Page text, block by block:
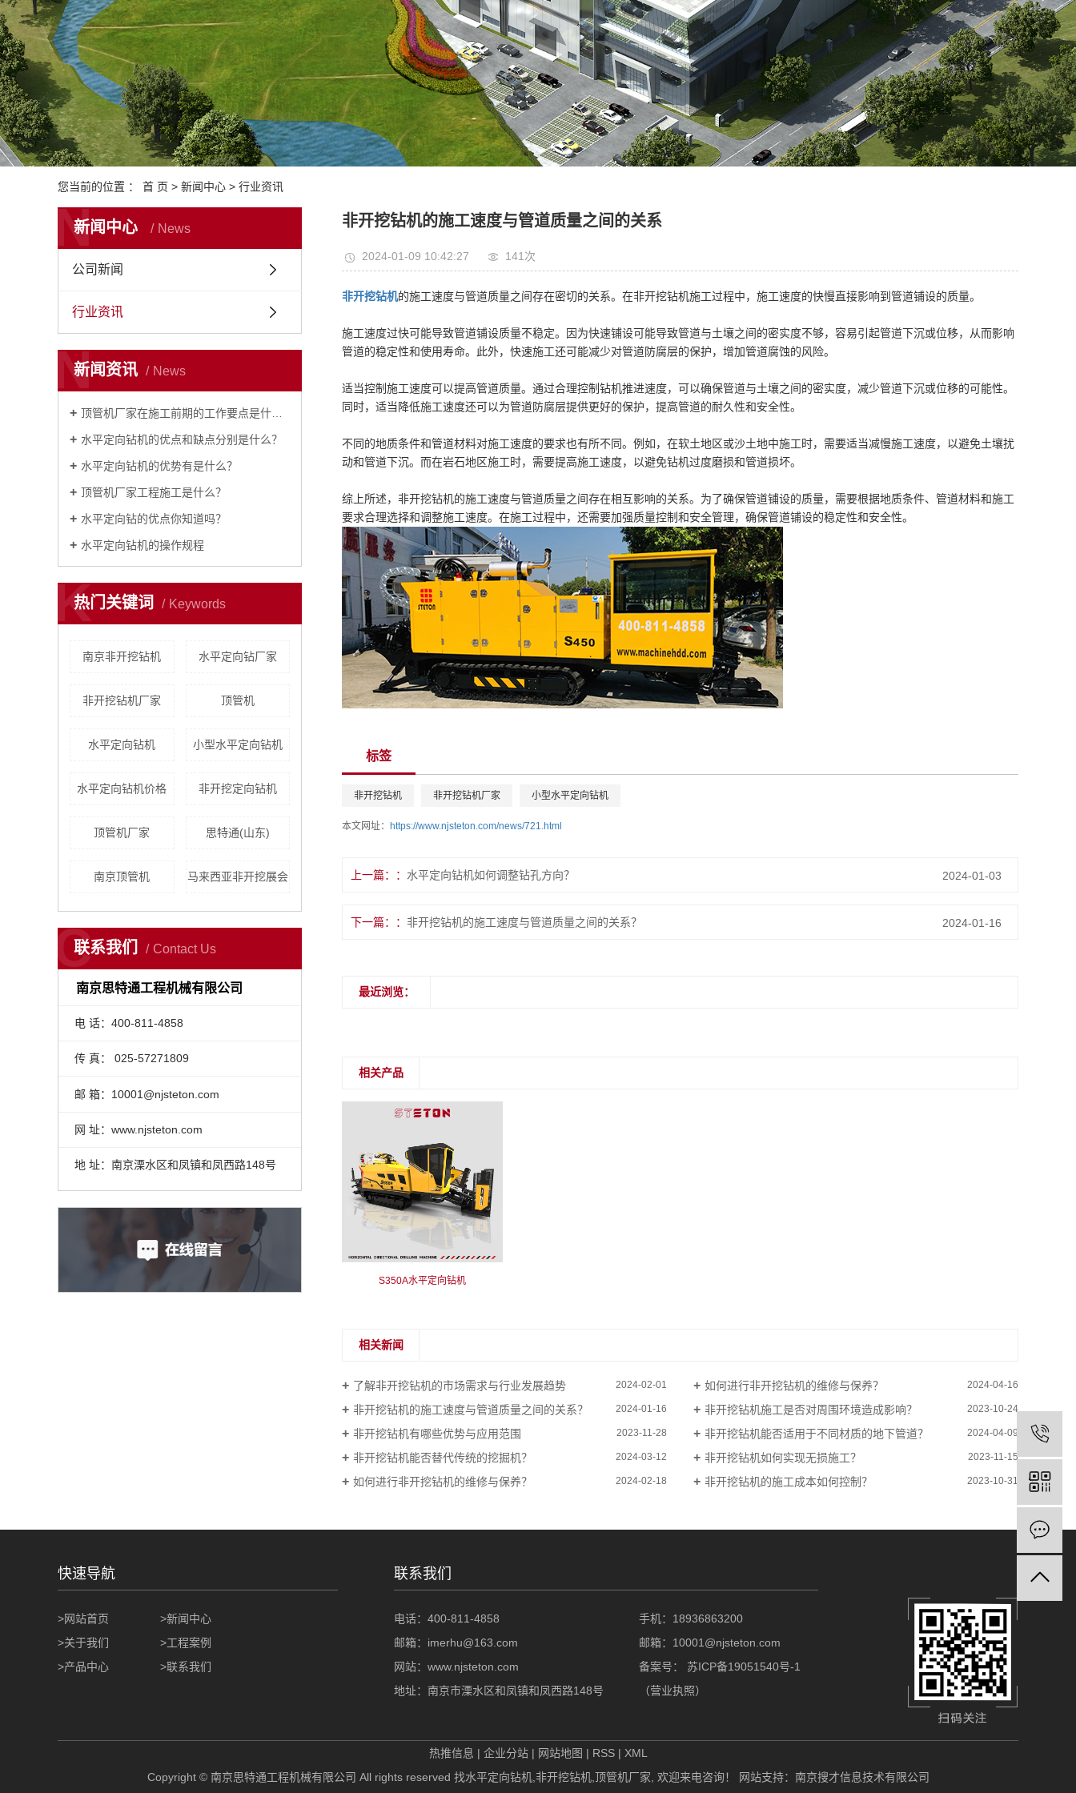
您当前的位置 ： 首 页 > 新闻中心 > 行业资讯
新闻中心 News
N
公司新闻
行业资讯
新闻资讯 News
N
顶管机厂家在施工前期的工作要点是什么？
水平定向钻机的优点和缺点分别是什么？
水平定向钻机的优势有是什么？
顶管机厂家工程施工是什么？
水平定向钻的优点你知道吗？
水平定向钻机的操作规程
热门关键词 Keywords
K
南京非开挖钻机 水平定向钻厂家
非开挖钻机厂家 顶管机
水平定向钻机 小型水平定向钻机
水平定向钻机价格 非开挖定向钻机
顶管机厂家 思特通(山东)
南京顶管机 马来西亚非开挖展会
联系我们 Contact Us
C
南京思特通工程机械有限公司
电 话：400-811-4858
传 真： 025-57271809
邮 箱：10001@njsteton.com
网 址：www.njsteton.com
地 址：南京溧水区和凤镇和凤西路148号
非开挖钻机的施工速度与管道质量之间的关系
2024-01-09 10:42:27 141次
非开挖钻机的施工速度与管道质量之间存在密切的关系。在非开挖钻机施工过程中，施工速度的快慢直接影响到管道铺设的质量。
施工速度过快可能导致管道铺设质量不稳定。因为快速铺设可能导致管道与土壤之间的密实度不够，容易引起管道下沉或位移，从而影响
管道的稳定性和使用寿命。此外，快速施工还可能减少对管道防腐层的保护，增加管道腐蚀的风险。
适当控制施工速度可以提高管道质量。通过合理控制钻机推进速度，可以确保管道与土壤之间的密实度，减少管道下沉或位移的可能性。
同时，适当降低施工速度还可以为管道防腐层提供更好的保护，提高管道的耐久性和安全性。
不同的地质条件和管道材料对施工速度的要求也有所不同。例如，在软土地区或沙土地中施工时，需要适当减慢施工速度，以避免土壤扰
动和管道下沉。而在岩石地区施工时，需要提高施工速度，以避免钻机过度磨损和管道损坏。
综上所述，非开挖钻机的施工速度与管道质量之间存在相互影响的关系。为了确保管道铺设的质量，需要根据地质条件、管道材料和施工
要求合理选择和调整施工速度。在施工过程中，还需要加强质量控制和安全管理，确保管道铺设的稳定性和安全性。
标签
非开挖钻机 非开挖钻机厂家 小型水平定向钻机
本文网址： https://www.njsteton.com/news/721.html
上一篇： 水平定向钻机如何调整钻孔方向？ 2024-01-03
下一篇： 非开挖钻机的施工速度与管道质量之间的关系？ 2024-01-16
最近浏览：
相关产品
S350A水平定向钻机
相关新闻
了解非开挖钻机的市场需求与行业发展趋势 2024-02-01 如何进行非开挖钻机的维修与保养？ 2024-04-16
非开挖钻机的施工速度与管道质量之间的关系？ 2024-01-16 非开挖钻机施工是否对周围环境造成影响？ 2023-10-24
非开挖钻机有哪些优势与应用范围 2023-11-28 非开挖钻机能否适用于不同材质的地下管道？ 2024-04-09
非开挖钻机能否替代传统的挖掘机？ 2024-03-12 非开挖钻机如何实现无损施工？ 2023-11-15
如何进行非开挖钻机的维修与保养？ 2024-02-18 非开挖钻机的施工成本如何控制？ 2023-10-31
快速导航
>网站首页
>新闻中心
>关于我们
>工程案例
>产品中心
>联系我们
联系我们
电话：400-811-4858
手机：18936863200
邮箱：imerhu@163.com
邮箱：10001@njsteton.com
网站：www.njsteton.com
备案号： 苏ICP备19051540号-1
地址：南京市溧水区和凤镇和凤西路148号
（营业执照）
热推信息 | 企业分站| 网站地图 | RSS| XML
Copyright © 南京思特通工程机械有限公司 All rights reserved 找水平定向钻机,非开挖钻机,顶管机厂家, 欢迎来电咨询！ 网站支持： 南京搜才信息技术有限公司